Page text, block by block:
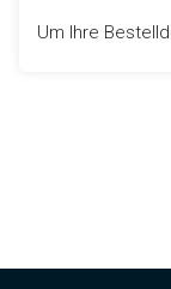
Um Ihre